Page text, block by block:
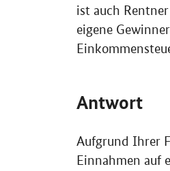
ist auch
eigene
Antwort
Aufgrund Ihrer
Einnahmen auf